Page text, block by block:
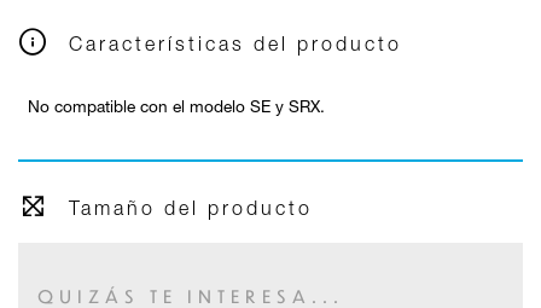
Características del producto
No compatible con el modelo SE y SRX.
Tamaño del producto
QUIZÁS TE INTERESA...